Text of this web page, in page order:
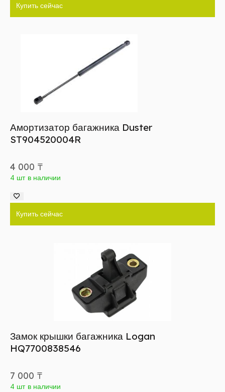
Купить сейчас
Амортизатор багажника Duster
ST904520004R
4 000 ₸
4 шт в наличии
Купить сейчас
Замок крышки багажника Logan
HQ7700838546
7 000 ₸
4 шт в наличии